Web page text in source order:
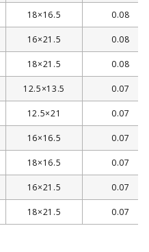
18×16.5 0.08
16×21.5 0.08
18×21.5 0.08
12.5×13.5 0.07
12.5×21 0.07
16×16.5 0.07
18×16.5 0.07
16×21.5 0.07
18×21.5 0.07